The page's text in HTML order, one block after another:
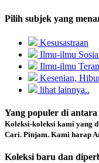
Pilih subjek yang
Kesusastraan
Ilmu-ilmu
Ilmu-ilmu
Kesenian,
lihat lainnya..
Yang populer di
Koleksi-koleksi kami yang
Cari. Pinjam. Kami harap
Koleksi baru dan